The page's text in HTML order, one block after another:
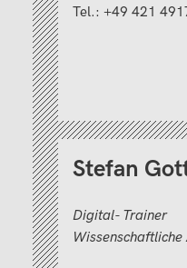
Tel.: +49 421
Stefan
Digital- Trainer
Wissenschaftliche